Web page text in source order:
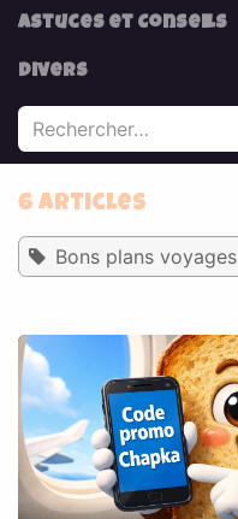
Astuces et Conseils
Divers
6 Articles
Bons plans voyages